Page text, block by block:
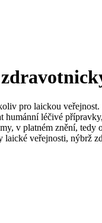
pro laickou
léčivé
v platném znění,
laické veřejnosti,